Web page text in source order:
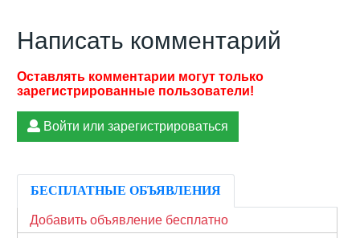
Написать комментарий
Войти или зарегистрироваться
БЕСПЛАТНЫЕ ОБЪЯВЛЕНИЯ
Добавить объявление бесплатно